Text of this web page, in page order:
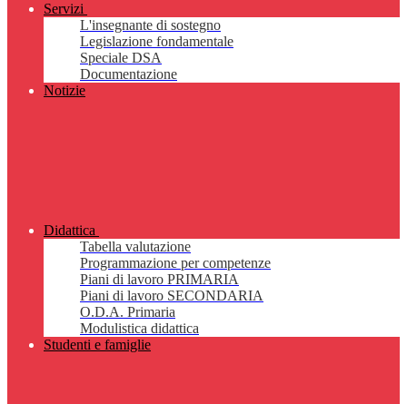
Servizi
L'insegnante di sostegno
Legislazione fondamentale
Speciale DSA
Documentazione
Notizie
Didattica
Tabella valutazione
Programmazione per competenze
Piani di lavoro PRIMARIA
Piani di lavoro SECONDARIA
O.D.A. Primaria
Modulistica didattica
Studenti e famiglie